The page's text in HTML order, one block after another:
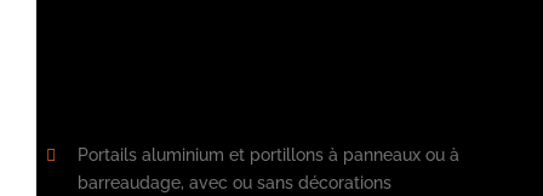
Portails aluminium et portillons à panneaux ou à
barreaudage, avec ou sans décorations